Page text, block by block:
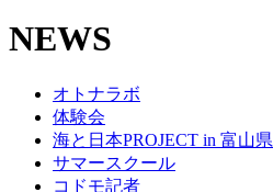
NEWS
オトナラボ
体験会
海と日本PROJECT in 富山県
サマースクール
コドモ記者